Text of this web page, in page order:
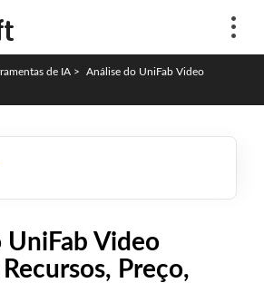
de IA >
Análise do UniFab Video
UniFab Video
Preço,